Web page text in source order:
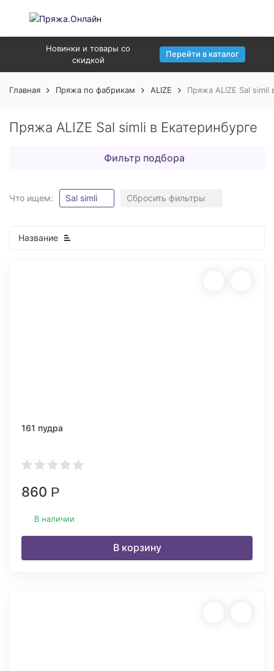
Новинки и товары со
скидкой
Перейти в каталог
Главная Пряжа по фабрикам ALIZE Пряжа ALIZE Sal simli
Пряжа ALIZE Sal simli в Екатеринбурге
Фильтр подбора
Что ищем: Sal simli Сбросить фильтры
Название
161 пудра
860 Р
В наличии
В корзину